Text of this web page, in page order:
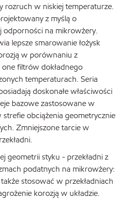
rozruch w niskiej temperaturze.
z myślą o
odporności na mikrowżery.
lepsze smarowanie łożysk
w porównaniu z
filtrów dokładnego
temperaturach. Seria
doskonałe właściwości
bazowe zastosowane w
obciążenia geometrycznie
Zmniejszone tarcie w
geometrii styku - przekładni z
podatnych na mikrowżery:
stosować w przekładniach
korozją w układzie.